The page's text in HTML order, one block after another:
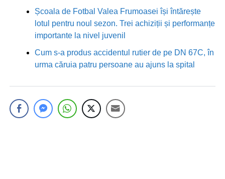
Școala de Fotbal Valea Frumoasei își întărește
lotul pentru noul sezon. Trei achiziții și performanțe
importante la nivel juvenil
Cum s-a produs accidentul rutier de pe DN 67C, în
urma căruia patru persoane au ajuns la spital